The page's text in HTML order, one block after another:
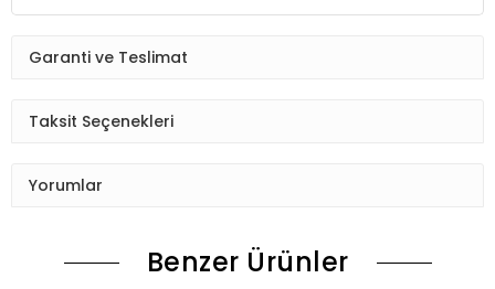
Garanti ve Teslimat
Taksit Seçenekleri
Yorumlar
Benzer Ürünler